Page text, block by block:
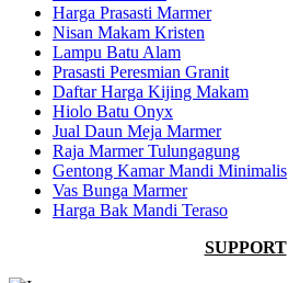
Harga Prasasti Marmer
Nisan Makam Kristen
Lampu Batu Alam
Prasasti Peresmian Granit
Daftar Harga Kijing Makam
Hiolo Batu Onyx
Jual Daun Meja Marmer
Raja Marmer Tulungagung
Gentong Kamar Mandi Minimalis
Vas Bunga Marmer
Harga Bak Mandi Teraso
SUPPORT